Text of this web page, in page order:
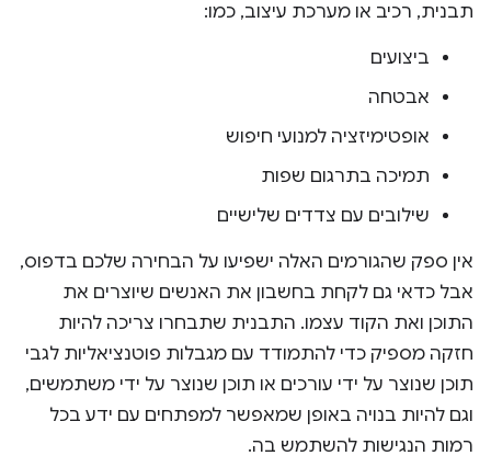
תבנית, רכיב או מערכת עיצוב, כמו:
ביצועים
אבטחה
אופטימיזציה למנועי חיפוש
תמיכה בתרגום שפות
שילובים עם צדדים שלישיים
אין ספק שהגורמים האלה ישפיעו על הבחירה שלכם בדפוס,
אבל כדאי גם לקחת בחשבון את האנשים שיוצרים את
התוכן ואת הקוד עצמו. התבנית שתבחרו צריכה להיות
חזקה מספיק כדי להתמודד עם מגבלות פוטנציאליות לגבי
תוכן שנוצר על ידי עורכים או תוכן שנוצר על ידי משתמשים,
וגם להיות בנויה באופן שמאפשר למפתחים עם ידע בכל
רמות הנגישות להשתמש בה.